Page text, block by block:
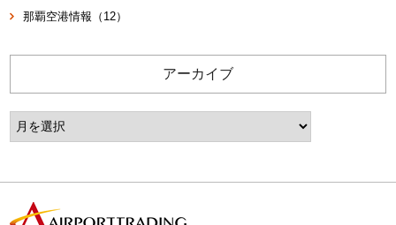
那覇空港情報（12）
アーカイブ